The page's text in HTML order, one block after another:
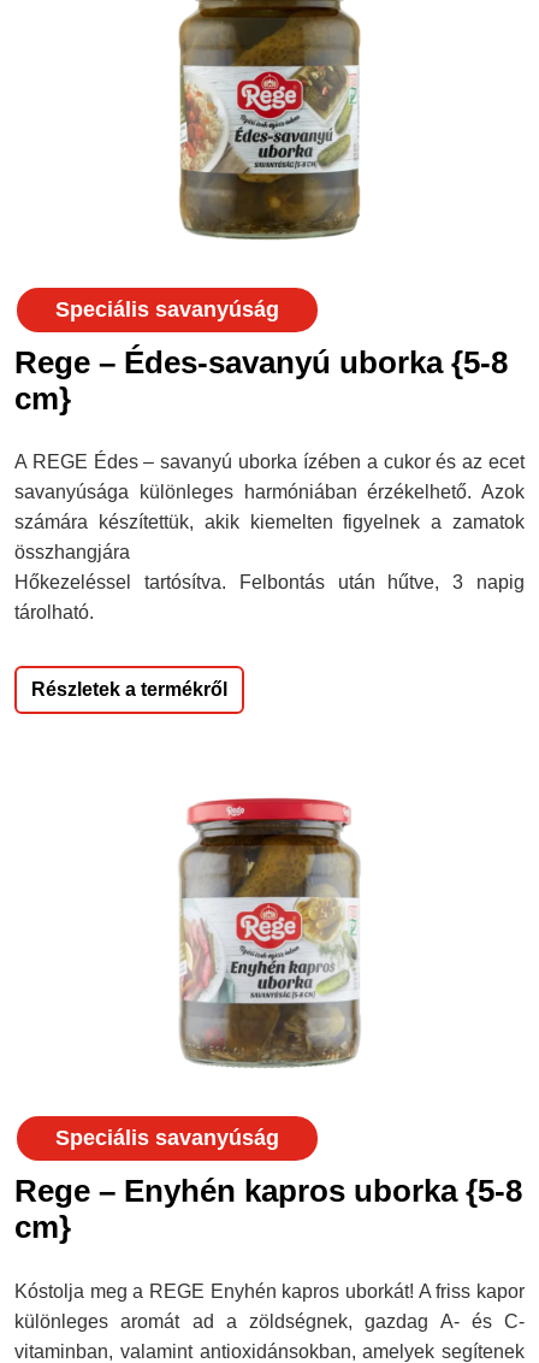
Speciális savanyúság
Rege – Édes-savanyú uborka {5-8
cm}
A REGE Édes – savanyú uborka ízében a cukor és az ecet
savanyúsága különleges harmóniában érzékelhető. Azok
számára készítettük, akik kiemelten figyelnek a zamatok
összhangjára
Hőkezeléssel tartósítva. Felbontás után hűtve, 3 napig
tárolható.
Részletek a termékről
Speciális savanyúság
Rege – Enyhén kapros uborka {5-8
cm}
Kóstolja meg a REGE Enyhén kapros uborkát! A friss kapor
különleges aromát ad a zöldségnek, gazdag A- és C-
vitaminban, valamint antioxidánsokban, amelyek segítenek